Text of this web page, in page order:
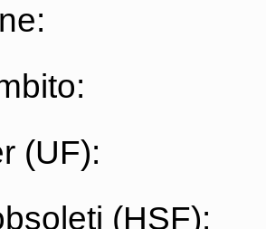
(UF):
(HSF):